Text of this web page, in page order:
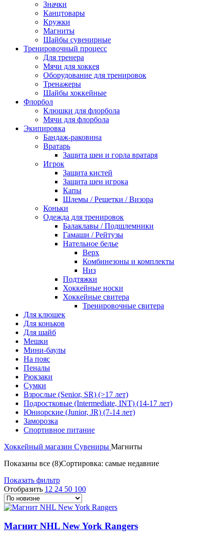
Значки
Канцтовары
Кружки
Магниты
Шайбы сувенирные
Тренировочный процесс
Для тренера
Мячи для хоккея
Оборудование для тренировок
Тренажеры
Шайбы хоккейные
Флорбол
Клюшки для флорбола
Мячи для флорбола
Экипировка
Бандаж-раковина
Вратарь
Защита шеи и горла вратаря
Игрок
Защита кистей
Защита шеи игрока
Капы
Шлемы / Решетки / Визора
Коньки
Одежда для тренировок
Балаклавы / Подшлемники
Гамаши / Рейтузы
Нательное белье
Верх
Комбинезоны и комплекты
Низ
Подтяжки
Хоккейные носки
Хоккейные свитера
Тренировочные свитера
Для клюшек
Для коньков
Для шайб
Мешки
Мини-баулы
На пояс
Пеналы
Рюкзаки
Сумки
Взрослые (Senior, SR) (>17 лет)
Подростковые (Intermediate, INT) (14-17 лет)
Юниорские (Junior, JR) (7-14 лет)
Заморозка
Спортивное питание
Хоккейный магазин Сувениры Магниты
Показаны все (8)Сортировка: самые недавние
Показать фильтр
Отобразить 12 24 50 100
Магнит NHL New York Rangers